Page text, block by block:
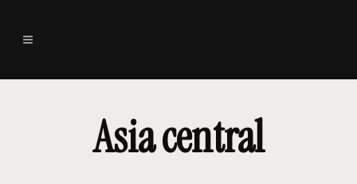
Asia central